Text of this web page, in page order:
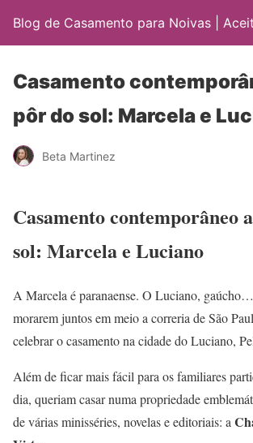
Blog de Casamento para Noivas |
Casamento
pôr do sol: Marcela e
Beta Martinez
Casamento contemporâneo
sol: Marcela e Luciano
A Marcela é paranaense. O Luciano,
morarem juntos em meio a correria de São
celebrar o casamento na cidade do Luciano,
Além de ficar mais fácil para os familiares
dia, queriam casar numa propriedade
de várias minisséries, novelas e editoriais: a